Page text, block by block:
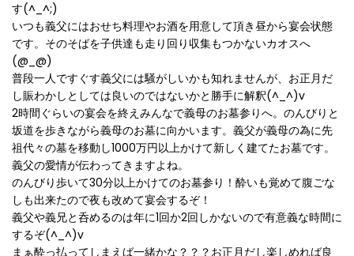
す(^_^;)
いつも義父にはおせち料理やお酒を用意して頂き昼から宴会状態
です。そのそばを子供達も走り回り収集もつかないカオスへ
(@_@)
普段一人ですぐす義父には騒がしいかも知れませんが、お正月だ
し賑わかしとしては良いのではないかと勝手に解釈(^_^)v
2時間ぐらいの宴会を終えみんなで義母のお墓参りへ。のんびりと
坂道を歩きながら義母のお墓に向かいます。義父が義母の為に先
祖代々の墓を移動し1000万円以上かけて新しく建てたお墓です。
義父の愛情が伝わってきますよね。
のんびり歩いて30分以上かけてのお墓参り！酔いも覚めて腹ごな
しも出来たので夜も改めて宴会するぞ！
義父や義兄と呑めるのは年に1回か2回しかないので有意義な時間に
するぞ(^_^)v
まぁ酔っ払ってしまえば一緒かな？？？お正月だし楽しめれば良